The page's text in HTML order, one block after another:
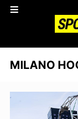
MILANO